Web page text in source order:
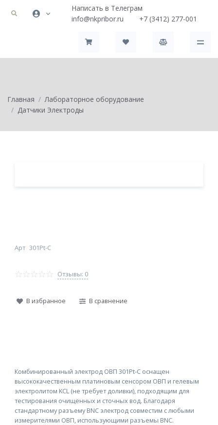
Написать в Телеграм
info@nkpribor.ru
+7 (3412) 277-001
Главная
Лабораторное оборудование
Датчики Электроды
Арт 301Pt-C
Отзывы: 0
В избранное В сравнение
Комбинированный электрод ОВП 301Pt-C оснащен
высококачественным платиновым сенсором ОВП и гелевым
электролитом KCL (не требует доливки), подходящим для
тестирования очищенных и сточных вод. Благодаря
стандартному разъему BNC электрод совместим с любыми
измерителями ОВП, использующими разъемы BNC.